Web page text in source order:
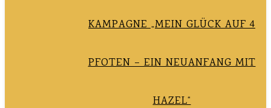
KAMPAGNE „MEIN GLÜCK AUF 4
PFOTEN – EIN NEUANFANG MIT
HAZEL“